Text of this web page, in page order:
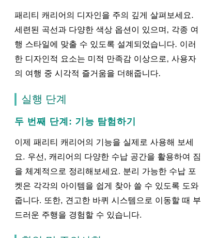
패리티 캐리어의 디자인을 주의 깊게 살펴보세요.
세련된 곡선과 다양한 색상 옵션이 있으며, 각종 여
행 스타일에 맞출 수 있도록 설계되었습니다. 이러
한 디자인적 요소는 미적 만족감 이상으로, 사용자
의 여행 중 시각적 즐거움을 더해줍니다.
실행 단계
두 번째 단계: 기능 탐험하기
이제 패리티 캐리어의 기능을 실제로 사용해 보세
요. 우선, 캐리어의 다양한 수납 공간을 활용하여 짐
을 체계적으로 정리해보세요. 분리 가능한 수납 포
켓은 각각의 아이템을 쉽게 찾아 쓸 수 있도록 도와
줍니다. 또한, 견고한 바퀴 시스템으로 이동할 때 부
드러운 주행을 경험할 수 있습니다.